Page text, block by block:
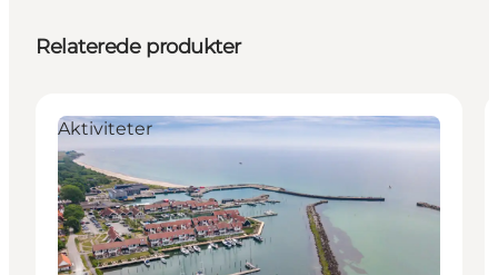
Relaterede produkter
Aktiviteter